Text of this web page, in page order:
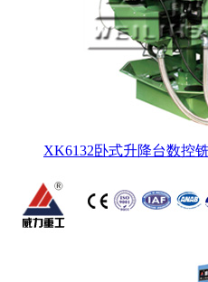
XK6132卧式升降台数控